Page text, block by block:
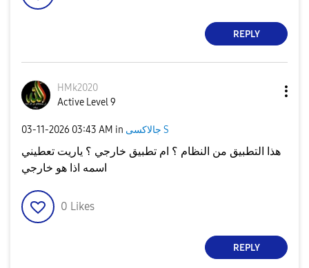
REPLY
HMk2020
Active Level 9
‎03-11-2026 03:43 AM in جالاكسى S
هذا التطبيق من النظام ؟ ام تطبيق خارجي ؟ ياريت تعطيني
اسمه اذا هو خارجي
0 Likes
REPLY